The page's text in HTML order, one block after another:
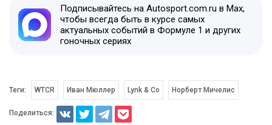
Подписывайтесь на Autosport.com.ru в Max,
чтобы всегда быть в курсе самых
актуальных событий в Формуле 1 и других
гоночных сериях
Теги: WTCR Иван Мюллер Lynk & Co Норберт Мичелис
Поделиться: